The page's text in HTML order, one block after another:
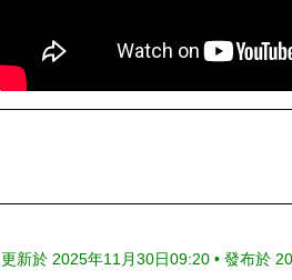
更新於 2025年11月30日09:20 • 發布於